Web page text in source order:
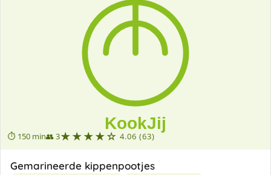
⏱ 150 min👥 3★★★★☆ 4.06 (63)
Gemarineerde kippenpootjes